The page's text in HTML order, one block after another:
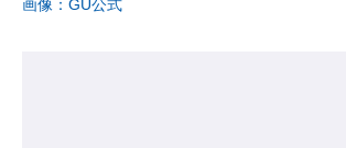
画像：GU公式